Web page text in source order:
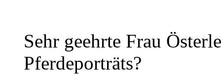
Sehr geehrte Frau
Pferdeporträts?